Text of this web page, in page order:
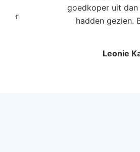
goedkoper uit dan
hadden gezien.
Leonie